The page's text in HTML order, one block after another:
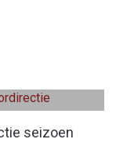
seizoen